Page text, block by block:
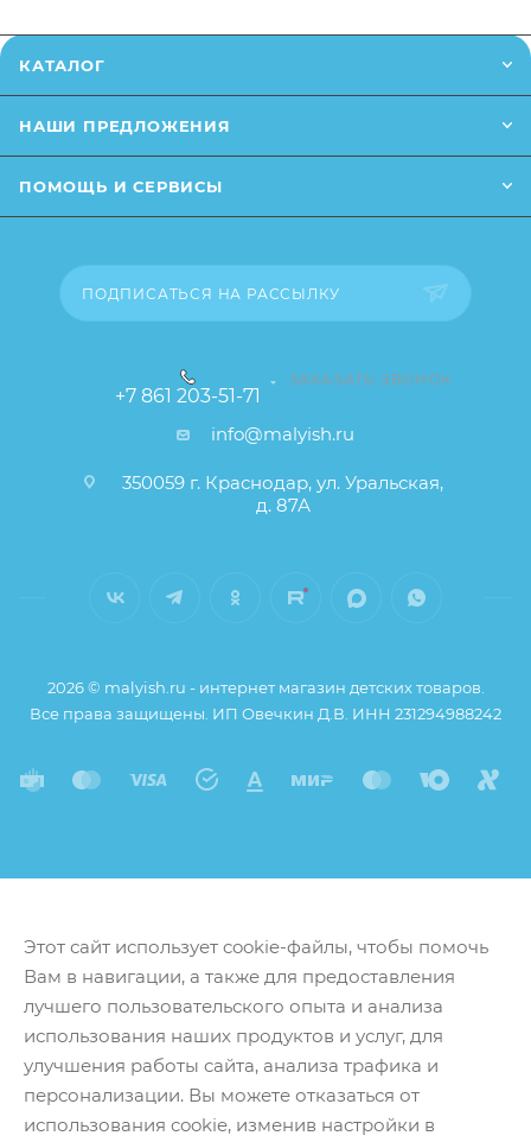
от описания и изображения, размещенного на
изменения в дизайне или упаковке и т.д., не
товара), при этом основные потребительские
КАТАЛОГ
НАШИ ПРЕДЛОЖЕНИЯ
ПОМОЩЬ И СЕРВИСЫ
ПОДПИСАТЬСЯ НА РАССЫЛКУ
+7 861 203-51-71
ЗАКАЗАТЬ ЗВОНОК
info@malyish.ru
350059 г. Краснодар, ул. Уральская,
д. 87А
2026 © malyish.ru - интернет магазин детских товаров.
Все права защищены. ИП Овечкин Д.В. ИНН 231294988242
Этот сайт использует cookie-файлы, чтобы помочь
Вам в навигации, а также для предоставления
лучшего пользовательского опыта и анализа
использования наших продуктов и услуг, для
улучшения работы сайта, анализа трафика и
персонализации. Вы можете отказаться от
использования cookie, изменив настройки в